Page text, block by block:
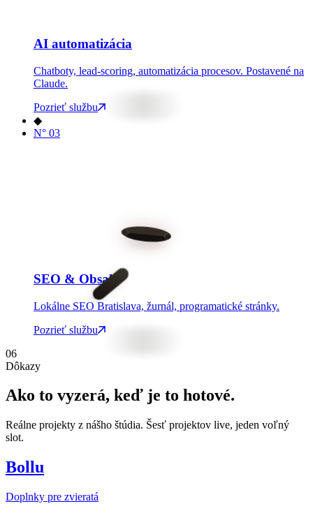
AI automatizácia
Chatboty, lead-scoring, automatizácia procesov. Postavené na
Claude.
Pozrieť službu
◆
N° 03
SEO & Obsah
Lokálne SEO Bratislava, žurnál, programatické stránky.
Pozrieť službu
06
Dôkazy
Ako to vyzerá, keď je to hotové.
Reálne projekty z nášho štúdia. Šesť projektov live, jeden voľný
slot.
Bollu
Doplnky pre zvieratá